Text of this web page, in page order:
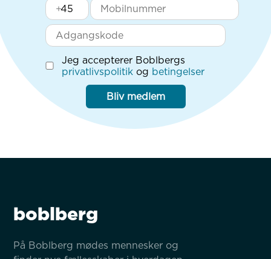
+
Jeg accepterer Boblbergs
privatlivspolitik og betingelser
Bliv medlem
boblberg
På Boblberg mødes mennesker og